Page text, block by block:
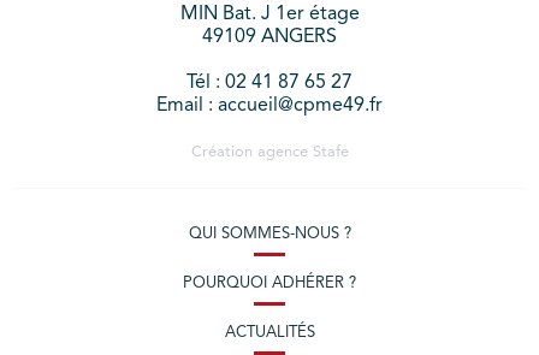
MIN Bat. J 1er étage
49109 ANGERS
Tél : 02 41 87 65 27
Email : accueil@cpme49.fr
Création agence Stafe
QUI SOMMES-NOUS ?
POURQUOI ADHÉRER ?
ACTUALITÉS